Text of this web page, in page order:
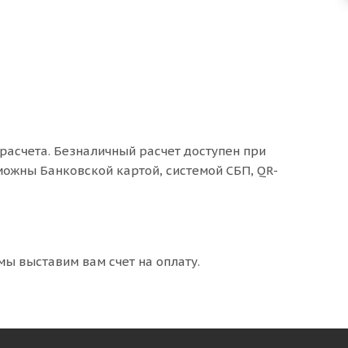
Безналичный расчет доступен при
Банковской картой, системой СБП, QR-
выставим вам счет на оплату.